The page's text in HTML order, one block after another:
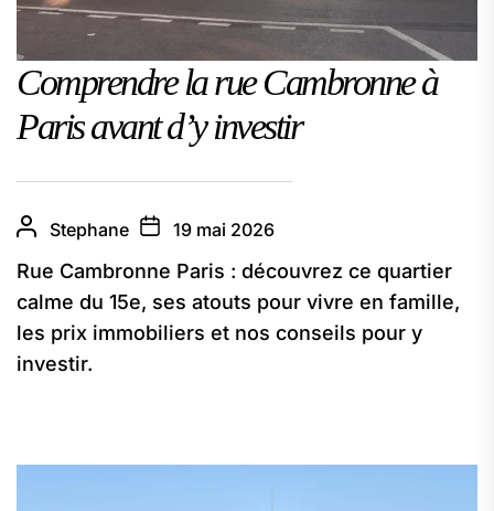
Comprendre la rue Cambronne à
Paris avant d’y investir
Stephane 19 mai 2026
Rue Cambronne Paris : découvrez ce quartier
calme du 15e, ses atouts pour vivre en famille,
les prix immobiliers et nos conseils pour y
investir.